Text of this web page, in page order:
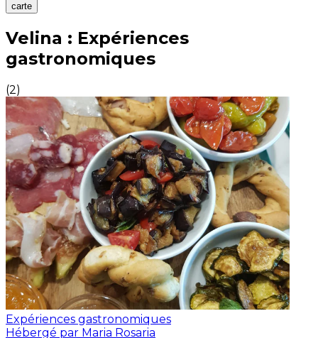
carte
Expériences culinaires inoubliables : Expériences
Velina : Expériences
gastronomiques
(2)
Expériences gastronomiques
Hébergé par Maria Rosaria